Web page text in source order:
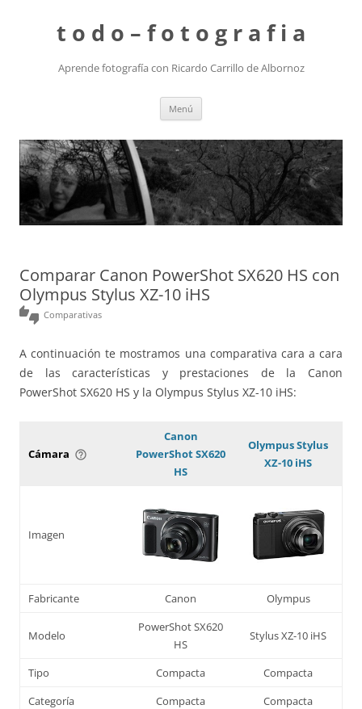
t o d o – f o t o g r a f i a
Aprende fotografía con Ricardo Carrillo de Albornoz
Menú
Comparar Canon PowerShot SX620 HS con
Olympus Stylus XZ-10 iHS
thumbs_up_down Comparativas
A continuación te mostramos una comparativa cara a cara
de las características y prestaciones de la Canon
PowerShot SX620 HS y la Olympus Stylus XZ-10 iHS:
Cámara help_outline
Canon
PowerShot SX620
HS
Olympus Stylus
XZ-10 iHS
Imagen
Fabricante Canon Olympus
Modelo
PowerShot SX620
HS
Stylus XZ-10 iHS
Tipo Compacta
Compacta
Categoría
Compacta
Compacta